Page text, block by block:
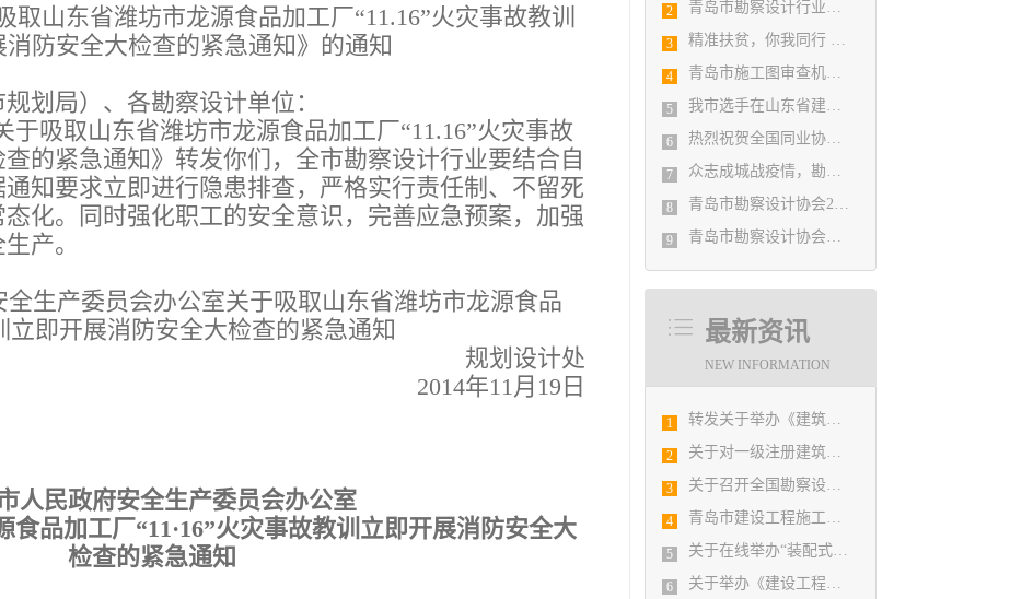
2 青岛市勘察设计行业民事纠纷调解协调中心正式揭牌成立
3 精准扶贫，你我同行 ——协会荣获全市2018年度脱贫攻坚和扶贫协作先进集体
4 青岛市施工图审查机构第八次联席会议成功举办
5 我市选手在山东省建筑设计BIM技术应用技能竞赛取得佳绩
6 热烈祝贺全国同业协会共庆新中国成立七十周年大会在广州成功举办 我市工程勘察设计行业获得多项荣誉称号
7 众志成城战疫情，勘察设计行业在行动
8 青岛市勘察设计协会2020年度第一次理事会顺利召开
9 青岛市勘察设计协会陪同市住房和城乡建设局刘波副局长走访调研会员单位
最新资讯
NEW INFORMATION
1 转发关于举办《建筑电气与智能化通用规范》 GB55024-2022公益宣贯的通知
2 关于对一级注册建筑师、勘察设计注册工程师注册申报及相关业务办理的通知
3 关于召开全国勘察设计行业信息化工作交流会暨中国勘察设计协会信息化推进工作委员会2019年年会的通知
4 青岛市建设工程施工图设计审查有限公司 业务办理温馨提示
5 关于在线举办“装配式建筑技术发展与应用”培训班的通知
6 关于举办《建设工程消防设计审查验收管理暂行规定》实施细则宣贯与第三方消防服务机构检测验收全过程实务操作专题培训班的通知
取山东省潍坊市龙源食品加工厂“11.16”火灾事故教训
消防安全大检查的紧急通知》的通知
划局）、各勘察设计单位：
吸取山东省潍坊市龙源食品加工厂“11.16”火灾事故
的紧急通知》转发你们，全市勘察设计行业要结合自
知要求立即进行隐患排查，严格实行责任制、不留死
化。同时强化职工的安全意识，完善应急预案，加强
产。
生产委员会办公室关于吸取山东省潍坊市龙源食品
立即开展消防安全大检查的紧急通知
规划设计处
2014年11月19日
人民政府安全生产委员会办公室
品加工厂“11·16”火灾事故教训立即开展消防安全大
检查的紧急通知